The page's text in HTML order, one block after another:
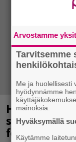
Hellsinki
syksyllä
festarien
Arvostamme
Tarvitsemme
Me ja huolellisesti
hyödynnämme
mainoksia.
Hyväksymällä
Käytämme